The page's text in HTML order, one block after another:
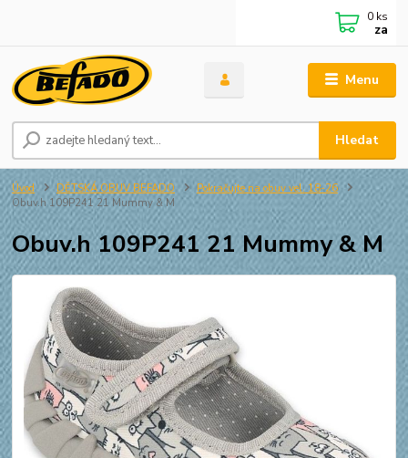
Menu
Hledat
0 ks
za
Úvod DĚTSKÁ OBUV BEFADO
Pokračujte na obuv vel. 18-26
Obuv.h 109P241 21 Mummy & M
Obuv.h 109P241 21 Mummy & M